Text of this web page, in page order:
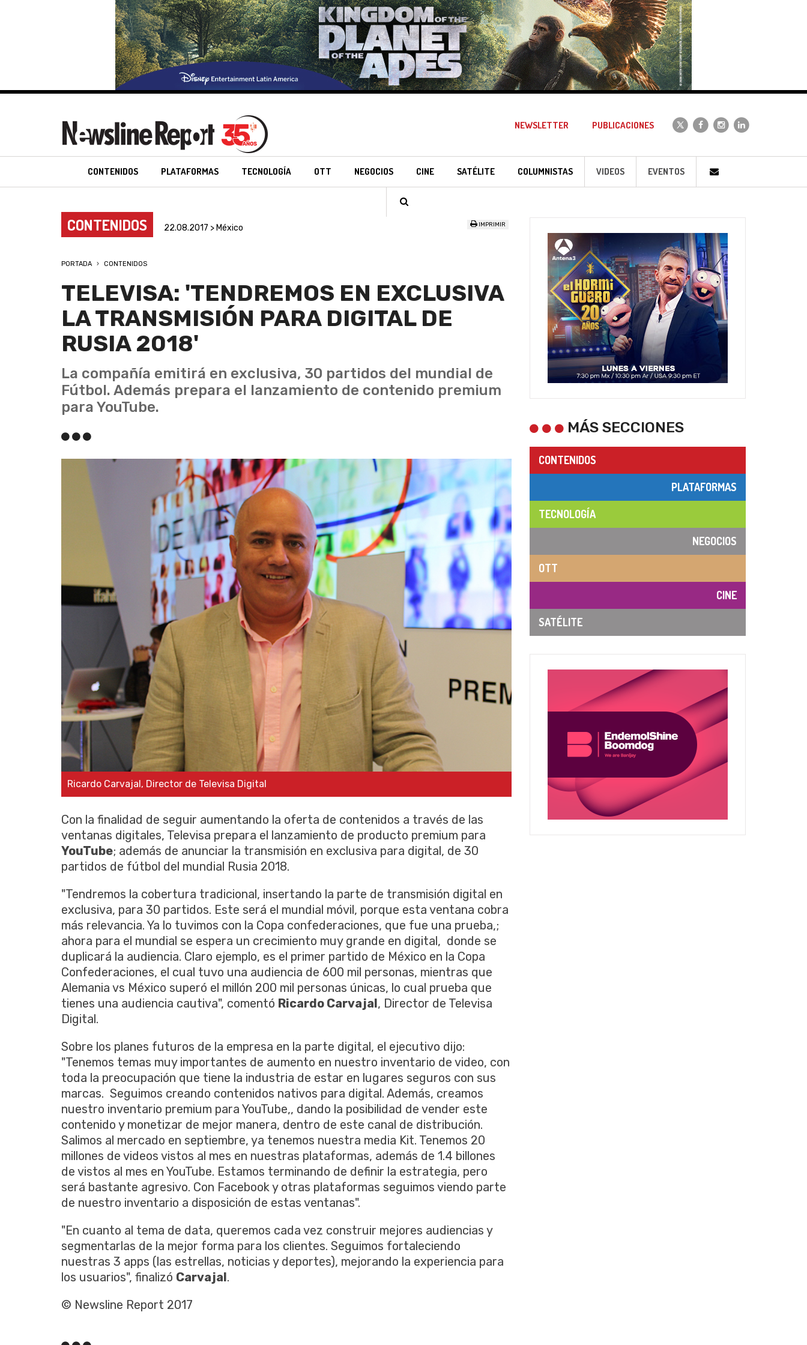
NEWSLETTER PUBLICACIONES
CONTENIDOS PLATAFORMAS TECNOLOGÍA OTT NEGOCIOS CINE SATÉLITE COLUMNISTAS VIDEOS EVENTOS
CONTENIDOS 22.08.2017 > México IMPRIMIR
PORTADA CONTENIDOS
TELEVISA: 'TENDREMOS EN EXCLUSIVA
LA TRANSMISIÓN PARA DIGITAL DE
RUSIA 2018'
La compañía emitirá en exclusiva, 30 partidos del mundial de
Fútbol. Además prepara el lanzamiento de contenido premium
para YouTube.
Ricardo Carvajal, Director de Televisa Digital
Con la finalidad de seguir aumentando la oferta de contenidos a través de las
ventanas digitales, Televisa prepara el lanzamiento de producto premium para
YouTube; además de anunciar la transmisión en exclusiva para digital, de 30
partidos de fútbol del mundial Rusia 2018.
"Tendremos la cobertura tradicional, insertando la parte de transmisión digital en
exclusiva, para 30 partidos. Este será el mundial móvil, porque esta ventana cobra
más relevancia. Ya lo tuvimos con la Copa confederaciones, que fue una prueba,;
ahora para el mundial se espera un crecimiento muy grande en digital, donde se
duplicará la audiencia. Claro ejemplo, es el primer partido de México en la Copa
Confederaciones, el cual tuvo una audiencia de 600 mil personas, mientras que
Alemania vs México superó el millón 200 mil personas únicas, lo cual prueba que
tienes una audiencia cautiva", comentó Ricardo Carvajal, Director de Televisa
Digital.
Sobre los planes futuros de la empresa en la parte digital, el ejecutivo dijo:
"Tenemos temas muy importantes de aumento en nuestro inventario de video, con
toda la preocupación que tiene la industria de estar en lugares seguros con sus
marcas. Seguimos creando contenidos nativos para digital. Además, creamos
nuestro inventario premium para YouTube,, dando la posibilidad de vender este
contenido y monetizar de mejor manera, dentro de este canal de distribución.
Salimos al mercado en septiembre, ya tenemos nuestra media Kit. Tenemos 20
millones de videos vistos al mes en nuestras plataformas, además de 1.4 billones
de vistos al mes en YouTube. Estamos terminando de definir la estrategia, pero
será bastante agresivo. Con Facebook y otras plataformas seguimos viendo parte
de nuestro inventario a disposición de estas ventanas".
"En cuanto al tema de data, queremos cada vez construir mejores audiencias y
segmentarlas de la mejor forma para los clientes. Seguimos fortaleciendo
nuestras 3 apps (las estrellas, noticias y deportes), mejorando la experiencia para
los usuarios", finalizó Carvajal.
© Newsline Report 2017
MÁS SECCIONES
CONTENIDOS
PLATAFORMAS
TECNOLOGÍA
NEGOCIOS
OTT
CINE
SATÉLITE